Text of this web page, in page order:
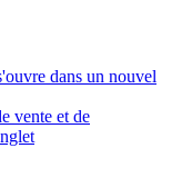
dans un nouvel
vente et de